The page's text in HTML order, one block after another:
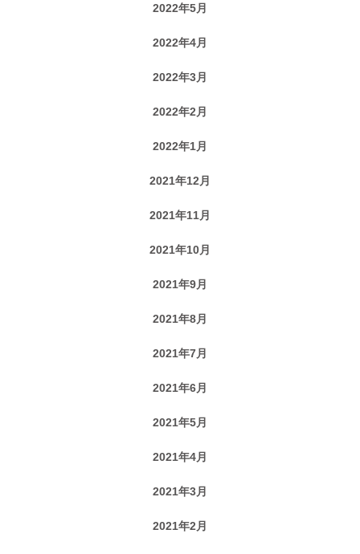
2022年5月
2022年4月
2022年3月
2022年2月
2022年1月
2021年12月
2021年11月
2021年10月
2021年9月
2021年8月
2021年7月
2021年6月
2021年5月
2021年4月
2021年3月
2021年2月